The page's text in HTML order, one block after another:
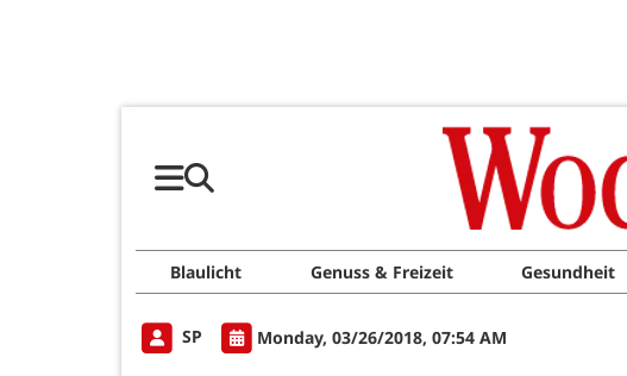
Blaulicht Genuss & Freizeit Gesundheit
SP Monday, 03/26/2018, 07:54 AM